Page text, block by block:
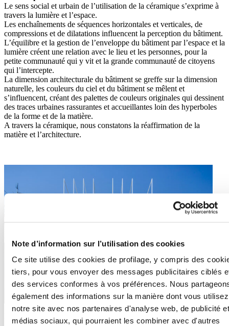
Note d’information sur l’utilisation des cookies
Ce site utilise des cookies de profilage, y compris des
tiers, pour vous envoyer des messages publicitaires ciblés
des services conformes à vos préférences. Nous
également des informations sur la manière dont vous utilisez
notre site avec nos partenaires d'analyse web, de publicité
médias sociaux, qui pourraient les combiner avec d'autres
Le sens social et urbain de l’utilisation de la céramique s’exprime à
travers la lumière et l’espace.
Les enchaînements de séquences horizontales et verticales, de
compressions et de dilatations influencent la perception du bâtiment.
L’équilibre et la gestion de l’enveloppe du bâtiment par l’espace et la
lumière créent une relation avec le lieu et les personnes, pour la
petite communauté qui y vit et la grande communauté de citoyens
qui l’intercepte.
La dimension architecturale du bâtiment se greffe sur la dimension
naturelle, les couleurs du ciel et du bâtiment se mêlent et
s’influencent, créant des palettes de couleurs originales qui dessinent
des traces urbaines rassurantes et accueillantes loin des hyperboles
de la forme et de la matière.
A travers la céramique, nous constatons la réaffirmation de la
matière et l’architecture.
Milano Sangiovanni Housing, 2022 (photo ©Stefano Anzini).